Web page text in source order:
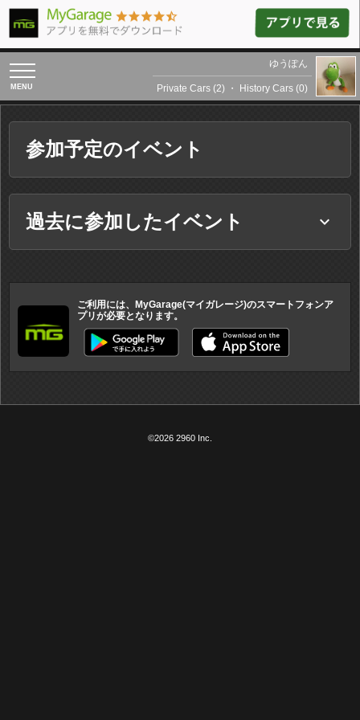
toggle
navigation
ゆうぽん
Private Cars (2) ・ History Cars (0)
参加予定のイベント
過去に参加したイベント keyboard_arrow_down
ご利用には、MyGarage(マイガレージ)のスマートフォンア
プリが必要となります。
©2026 2960 Inc.